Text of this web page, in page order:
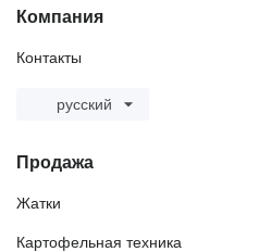
Компания
Контакты
русский
Продажа
Жатки
Картофельная техника